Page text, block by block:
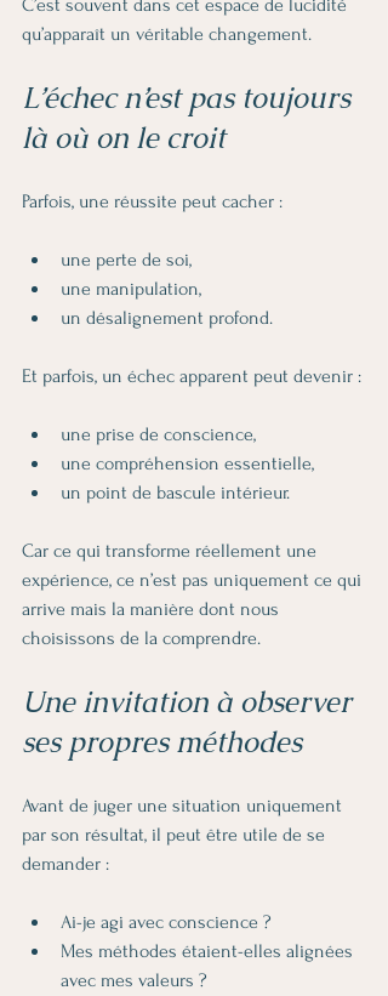
C’est souvent dans cet espace de lucidité
qu’apparaît un véritable changement.
L’échec n’est pas toujours
là où on le croit
Parfois, une réussite peut cacher :
une perte de soi,
une manipulation,
un désalignement profond.
Et parfois, un échec apparent peut devenir :
une prise de conscience,
une compréhension essentielle,
un point de bascule intérieur.
Car ce qui transforme réellement une
expérience, ce n’est pas uniquement ce qui
arrive mais la manière dont nous
choisissons de la comprendre.
Une invitation à observer
ses propres méthodes
Avant de juger une situation uniquement
par son résultat, il peut être utile de se
demander :
Ai-je agi avec conscience ?
Mes méthodes étaient-elles alignées
avec mes valeurs ?